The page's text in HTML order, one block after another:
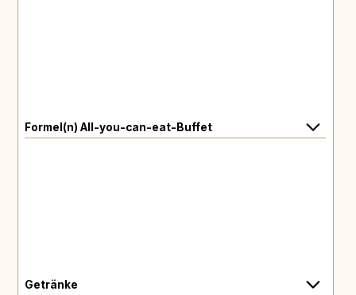
Formel(n) All-you-can-eat-Buffet
Getränke